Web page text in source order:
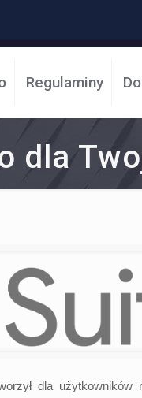
Regulaminy
dla
dla użytkowników